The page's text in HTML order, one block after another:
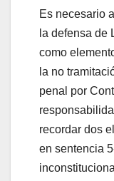
Es necesario
la defensa de
como
la no
penal por
recordar dos
en sentencia